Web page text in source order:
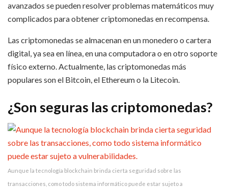
avanzados se pueden resolver problemas matemáticos muy
complicados para obtener criptomonedas en recompensa.
Las criptomonedas se almacenan en un monedero o cartera
digital, ya sea en línea, en una computadora o en otro soporte
físico externo. Actualmente, las criptomonedas más
populares son el Bitcoin, el Ethereum o la Litecoin.
¿Son seguras las criptomonedas?
Aunque la tecnología blockchain brinda cierta seguridad sobre las
transacciones, como todo sistema informático puede estar sujeto a